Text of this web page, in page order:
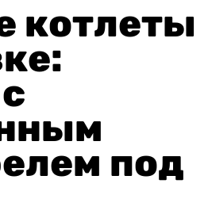
котлеты
под